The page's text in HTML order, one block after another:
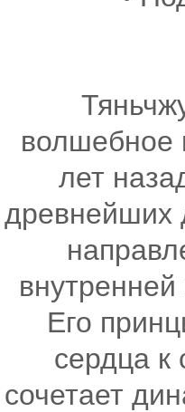
волшебное
лет
древнейших
Его
сердца
сочетает